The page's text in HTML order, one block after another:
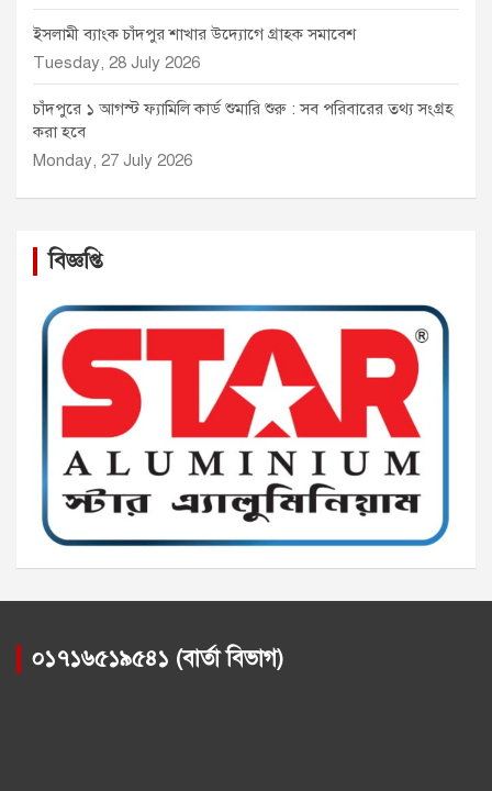
ইসলামী ব্যাংক চাঁদপুর শাখার উদ্যোগে গ্রাহক সমাবেশ
Tuesday, 28 July 2026
চাঁদপুরে ১ আগস্ট ফ্যামিলি কার্ড শুমারি শুরু : সব পরিবারের তথ্য সংগ্রহ
করা হবে
Monday, 27 July 2026
বিজ্ঞপ্তি
০১৭১৬৫১৯৫৪১ (বার্তা বিভাগ)